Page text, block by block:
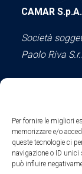
Per fornire le migliori
memorizzare e/o
queste tecnologie ci
navigazione o ID
può influire
CAMAR S.p.A.
Società
Paolo Riva